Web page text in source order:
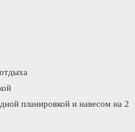
планировкой и навесом на 2